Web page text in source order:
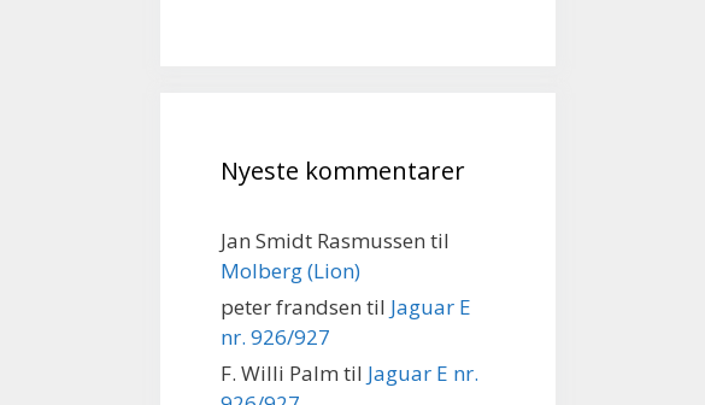
Nyeste kommentarer
Jan Smidt Rasmussen til
Molberg (Lion)
peter frandsen til Jaguar E
nr. 926/927
F. Willi Palm til Jaguar E nr.